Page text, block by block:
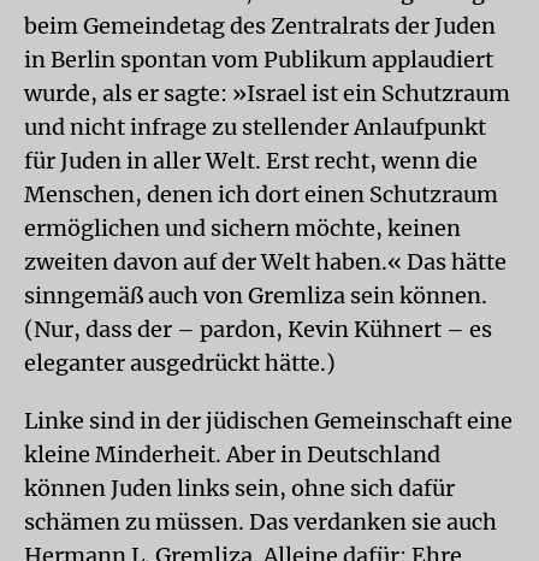
beim Gemeindetag des Zentralrats der Juden
in Berlin spontan vom Publikum applaudiert
wurde, als er sagte: »Israel ist ein Schutzraum
und nicht infrage zu stellender Anlaufpunkt
für Juden in aller Welt. Erst recht, wenn die
Menschen, denen ich dort einen Schutzraum
ermöglichen und sichern möchte, keinen
zweiten davon auf der Welt haben.« Das hätte
sinngemäß auch von Gremliza sein können.
(Nur, dass der – pardon, Kevin Kühnert – es
eleganter ausgedrückt hätte.)
Linke sind in der jüdischen Gemeinschaft eine
kleine Minderheit. Aber in Deutschland
können Juden links sein, ohne sich dafür
schämen zu müssen. Das verdanken sie auch